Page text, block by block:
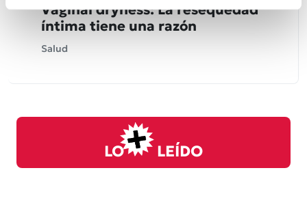
Vaginal dryness: La resequedad
íntima tiene una razón
Salud
LO LEÍDO